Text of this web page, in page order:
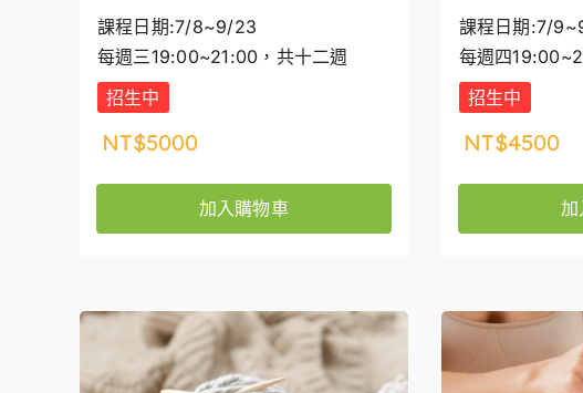
課程日期:7/8~9/23
每週三19:00~21:00，共十二週
招生中
NT$5000
加入購物車
課程日期:7/
每週四
招生中
NT$4500
加